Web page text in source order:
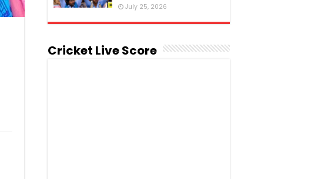
July 25, 2026
Cricket Live Score